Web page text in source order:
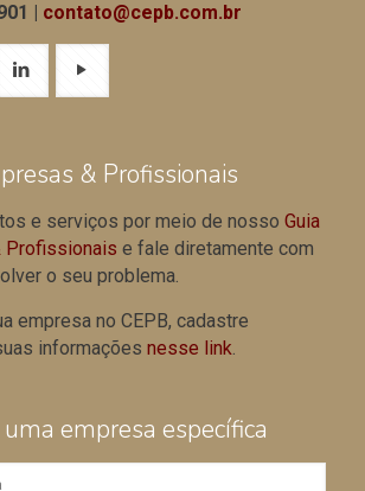
| contato@cepb.com.br
& Profissionais
e serviços por meio de nosso Guia
Profissionais e fale diretamente com
o seu problema.
empresa no CEPB, cadastre
informações nesse link.
empresa específica